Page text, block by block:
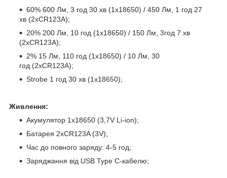
60% 600 Лм, 3 год 30 хв (1х18650) / 450 Лм, 1 год 27
хв (2xCR123A);
20% 200 Лм, 10 год (1х18650) / 150 Лм, 3год 7 хв
(2xCR123A);
2% 15 Лм, 110 год (1х18650) / 10 Лм, 30
год (2xCR123A);
Strobe 1 год 30 хв (1х18650);
Живлення:
Акумулятор 1х18650 (3,7V Li-іon);
Батарея 2xCR123A (3V);
Час до повного заряду: 4-5 год;
Заряджання від USB Type C-кабелю;